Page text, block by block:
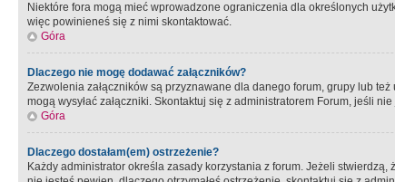
Niektóre fora mogą mieć wprowadzone ograniczenia dla określonych
więc powinieneś się z nimi skontaktować.
Góra
Dlaczego nie mogę dodawać załączników?
Zezwolenia załączników są przyznawane dla danego forum, grupy lub
mogą wysyłać załączniki. Skontaktuj się z administratorem Forum, jeśli
Góra
Dlaczego dostałam(em) ostrzeżenie?
Każdy administrator określa zasady korzystania z forum. Jeżeli